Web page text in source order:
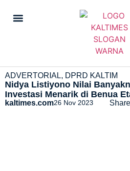
ADVERTORIAL, DPRD KALTIM
Nidya Listiyono Nilai
Investasi Menarik di Benua
kaltimes.com26 Nov 2023 Share